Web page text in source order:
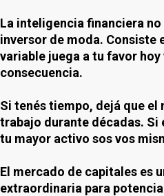
La inteligencia financiera
inversor de moda. Consiste
variable juega a tu favor hoy
consecuencia.
Si tenés tiempo, dejá que el
trabajo durante décadas. Si
tu mayor activo sos vos
El mercado de capitales es
extraordinaria para